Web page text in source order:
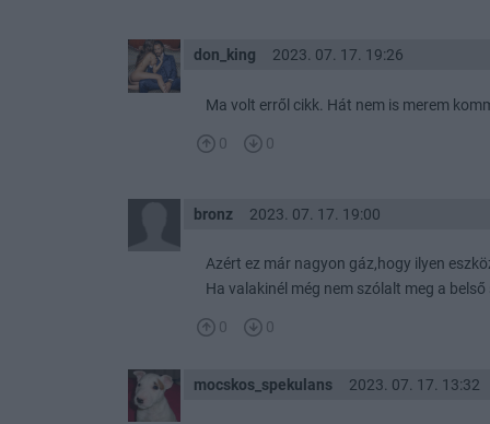
don_king 2023. 07. 17. 19:26
Ma volt erről cikk. Hát nem is merem
0 0
bronz 2023. 07. 17. 19:00
Azért ez már nagyon gáz,hogy ilyen
Ha valakinél még nem szólalt meg a
0 0
mocskos_spekulans 2023. 07. 17. 13:32